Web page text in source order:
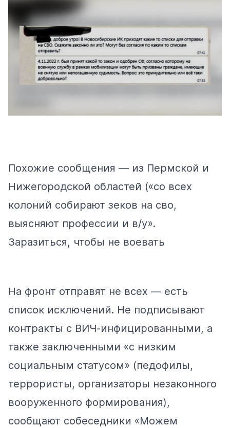
Похожие сообщения — из Пермской и
Нижегородской областей («со всех
колоний собирают зеков на сво,
выясняют профессии и в/у».
Заразиться, чтобы не воевать
На фронт отправят не всех — есть
список исключений. Не подписывают
контракты с ВИЧ-инфицированными, а
также заключенными «с низким
социальным статусом» (педофилы,
террористы, организаторы незаконного
вооруженного формирования),
сообщают собеседники «Можем